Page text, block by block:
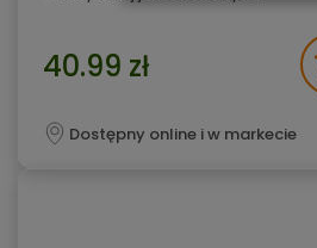
40.99 zł
Dostępny online i w markecie